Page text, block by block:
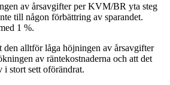
av årsavgifter per KVM/BR yta steg
till någon förbättring av sparandet.
1 %.
den alltför låga höjningen av årsavgifter
av räntekostnaderna och att det
i stort sett oförändrat.